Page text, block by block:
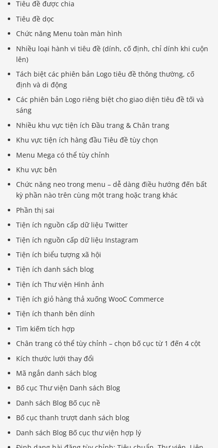
Tiêu đề được chia
Tiêu đề dọc
Chức năng Menu toàn màn hình
Nhiều loại hành vi tiêu đề (dính, cố định, chỉ dính khi cuộn
lên)
Tách biệt các phiên bản Logo tiêu đề thông thường, cố
định và di động
Các phiên bản Logo riêng biệt cho giao diện tiêu đề tối và
sáng
Nhiều khu vực tiện ích Đầu trang & Chân trang
Khu vực tiện ích hàng đầu Tiêu đề tùy chọn
Menu Mega có thể tùy chỉnh
Khu vực bên
Chức năng neo trong menu – dễ dàng điều hướng đến bất
kỳ phần nào trên cùng một trang hoặc trang khác
Phần thị sai
Tiện ích nguồn cấp dữ liệu Twitter
Tiện ích nguồn cấp dữ liệu Instagram
Tiện ích biểu tượng xã hội
Tiện ích danh sách blog
Tiện ích Thư viện Hình ảnh
Tiện ích giỏ hàng thả xuống WooC Commerce
Tiện ích thanh bên dính
Tìm kiếm tích hợp
Chân trang có thể tùy chỉnh – chọn bố cục từ 1 đến 4 cột
Kích thước lưới thay đổi
Mã ngắn danh sách blog
Bố cục Thư viện Danh sách Blog
Danh sách Blog Bố cục nề
Bố cục thanh trượt danh sách blog
Danh sách Blog Bố cục thư viện hợp lý